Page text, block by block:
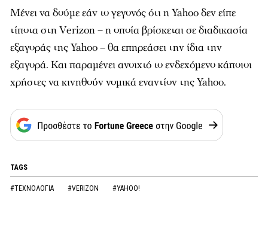
Μένει να δούμε εάν το γεγονός ότι η Yahoo δεν είπε
τίποτα στη Verizon – η οποία βρίσκεται σε διαδικασία
εξαγοράς της Yahoo – θα επηρεάσει την ίδια την
εξαγορά. Και παραμένει ανοιχτό το ενδεχόμενο κάποιοι
χρήστες να κινηθούν νομικά εναντίον της Yahoo.
TAGS
#ΤΕΧΝΟΛΟΓΙΑ #VERIZON #YAHOO!